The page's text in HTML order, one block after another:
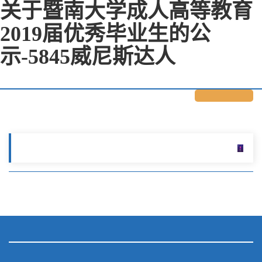
关于暨南大学成人高等教育
2019届优秀毕业生的公
示-5845威尼斯达人